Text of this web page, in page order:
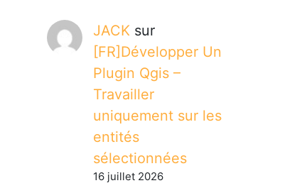
JACK sur
[FR]Développer Un
Plugin Qgis –
Travailler
uniquement sur les
entités
sélectionnées
16 juillet 2026